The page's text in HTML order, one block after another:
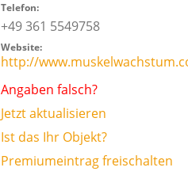
Telefon:
+49 361 5549758
Website:
http://
Angaben falsch?
Jetzt aktualisieren
Ist das Ihr Objekt?
Premiumeintrag freischalten